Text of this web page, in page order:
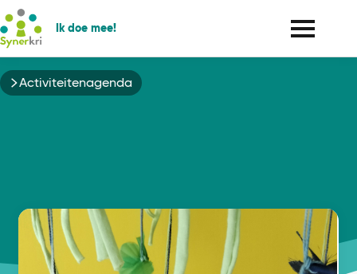
Ik doe mee!
Kruimelpad
Activiteitenagenda